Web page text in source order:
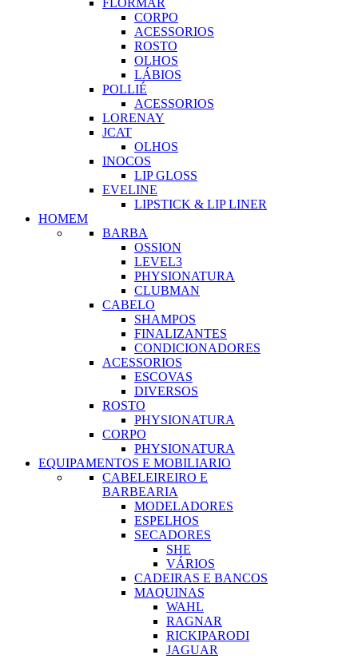
CORPO
ACESSORIOS
ROSTO
OLHOS
LÁBIOS
POLLIÉ
ACESSORIOS
LORENAY
JCAT
OLHOS
INOCOS
LIP GLOSS
EVELINE
LIPSTICK & LIP LINER
HOMEM
BARBA
OSSION
LEVEL3
PHYSIONATURA
CLUBMAN
CABELO
SHAMPOS
FINALIZANTES
CONDICIONADORES
ACESSORIOS
ESCOVAS
DIVERSOS
ROSTO
PHYSIONATURA
CORPO
PHYSIONATURA
EQUIPAMENTOS E MOBILIARIO
CABELEIREIRO E
BARBEARIA
MODELADORES
ESPELHOS
SECADORES
SHE
VÁRIOS
CADEIRAS E BANCOS
MAQUINAS
WAHL
RAGNAR
RICKIPARODI
JAGUAR